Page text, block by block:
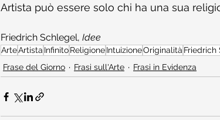
Artista può essere solo chi ha una sua
Friedrich Schlegel, Idee
ArteArtista InfinitoReligioneIntuizioneOriginalità Friedrich
Frase del Giorno
Frasi sull'Arte Frasi in Evidenza